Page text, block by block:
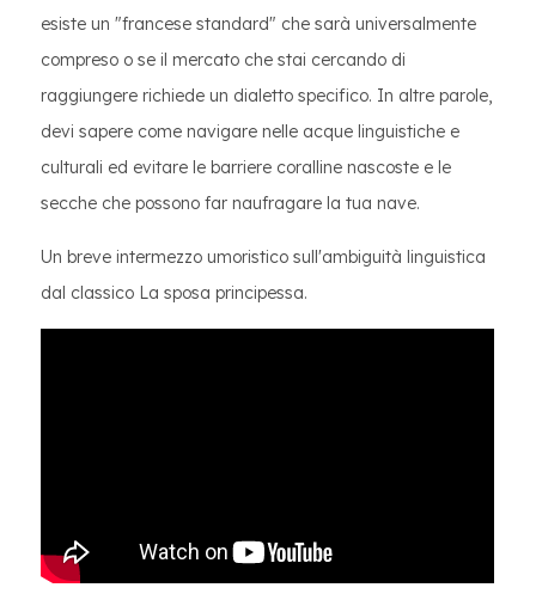
esiste un "francese standard" che sarà universalmente
compreso o se il mercato che stai cercando di
raggiungere richiede un dialetto specifico. In altre parole,
devi sapere come navigare nelle acque linguistiche e
culturali ed evitare le barriere coralline nascoste e le
secche che possono far naufragare la tua nave.
Un breve intermezzo umoristico sull'ambiguità linguistica
dal classico La sposa principessa.